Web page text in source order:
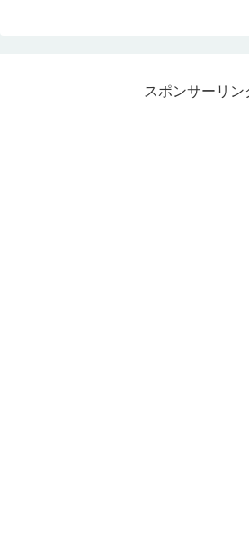
スポンサーリン